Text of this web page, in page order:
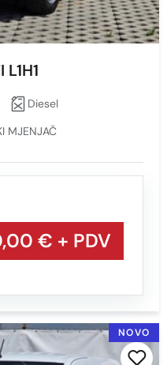
Diesel
MJENJAČ
€ + PDV
NOVO